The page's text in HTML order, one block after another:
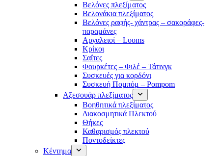
Βελόνες πλεξίματος
Βελονάκια πλεξίματος
Βελόνες ραφής- χάντρας – σακοράφες-
παραμάνες
Αργαλειοί – Looms
Κρίκοι
Σαΐτες
Φουρκέτες – Φιλέ – Τάτινγκ
Συσκευές για κορδόνι
Συσκευή Πομπόμ – Pompom
Αξεσουάρ πλεξίματος
Βοηθητικά πλεξίματος
Διακοσμητικά Πλεκτού
Θήκες
Καθαρισμός πλεκτού
Ποντοδείκτες
Κέντημα